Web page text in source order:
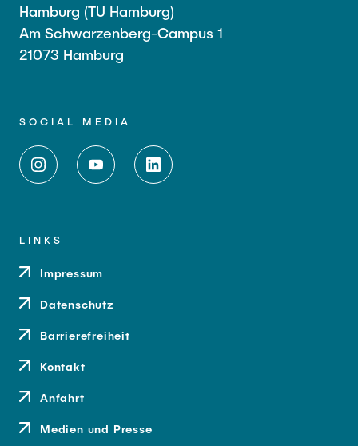
Hamburg (TU Hamburg)
Am Schwarzenberg-Campus 1
21073 Hamburg
SOCIAL MEDIA
LINKS
Impressum
Datenschutz
Barrierefreiheit
Kontakt
Anfahrt
Medien und Presse